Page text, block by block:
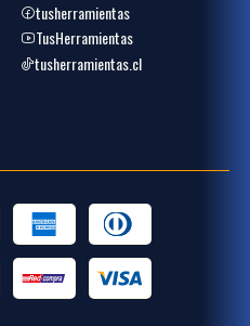
tusherramientas
TusHerramientas
tusherramientas.cl